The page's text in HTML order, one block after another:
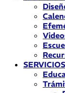
SERVICIOS